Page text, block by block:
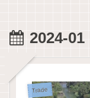
2024-01
Trade